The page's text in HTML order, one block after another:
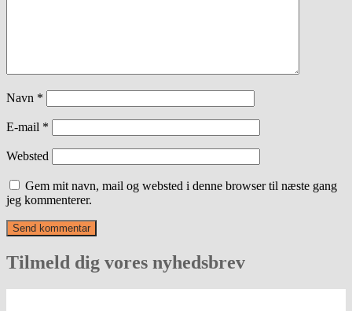
Navn *
E-mail *
Websted
Gem mit navn, mail og websted i denne browser til næste gang
jeg kommenterer.
Tilmeld dig vores nyhedsbrev